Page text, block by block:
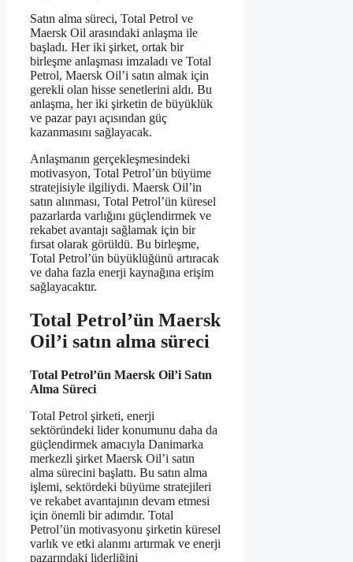
Satın alma süreci, Total Petrol ve
Maersk Oil arasındaki anlaşma ile
başladı. Her iki şirket, ortak bir
birleşme anlaşması imzaladı ve Total
Petrol, Maersk Oil’i satın almak için
gerekli olan hisse senetlerini aldı. Bu
anlaşma, her iki şirketin de büyüklük
ve pazar payı açısından güç
kazanmasını sağlayacak.
Anlaşmanın gerçekleşmesindeki
motivasyon, Total Petrol’ün büyüme
stratejisiyle ilgiliydi. Maersk Oil’in
satın alınması, Total Petrol’ün küresel
pazarlarda varlığını güçlendirmek ve
rekabet avantajı sağlamak için bir
fırsat olarak görüldü. Bu birleşme,
Total Petrol’ün büyüklüğünü artıracak
ve daha fazla enerji kaynağına erişim
sağlayacaktır.
Total Petrol’ün Maersk
Oil’i satın alma süreci
Total Petrol’ün Maersk Oil’i Satın
Alma Süreci
Total Petrol şirketi, enerji
sektöründeki lider konumunu daha da
güçlendirmek amacıyla Danimarka
merkezli şirket Maersk Oil’i satın
alma sürecini başlattı. Bu satın alma
işlemi, sektördeki büyüme stratejileri
ve rekabet avantajının devam etmesi
için önemli bir adımdır. Total
Petrol’ün motivasyonu şirketin küresel
varlık ve etki alanını artırmak ve enerji
pazarındaki liderliğini